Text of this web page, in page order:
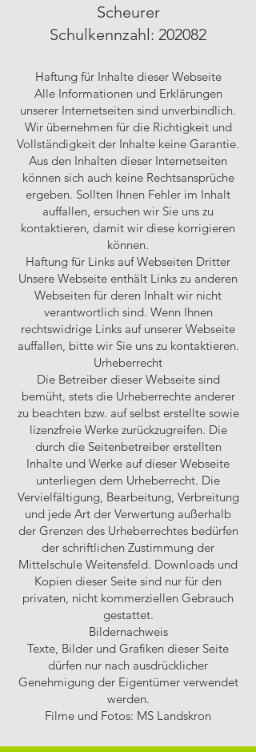
Scheurer
Schulkennzahl: 202082
Haftung für Inhalte dieser Webseite
Alle Informationen und Erklärungen
unserer Internetseiten sind unverbindlich.
Wir übernehmen für die Richtigkeit und
Vollständigkeit der Inhalte keine Garantie.
Aus den Inhalten dieser Internetseiten
können sich auch keine Rechtsansprüche
ergeben. Sollten Ihnen Fehler im Inhalt
auffallen, ersuchen wir Sie uns zu
kontaktieren, damit wir diese korrigieren
können.
Haftung für Links auf Webseiten Dritter
Unsere Webseite enthält Links zu anderen
Webseiten für deren Inhalt wir nicht
verantwortlich sind. Wenn Ihnen
rechtswidrige Links auf unserer Webseite
auffallen, bitte wir Sie uns zu kontaktieren.
Urheberrecht
Die Betreiber dieser Webseite sind
bemüht, stets die Urheberrechte anderer
zu beachten bzw. auf selbst erstellte sowie
lizenzfreie Werke zurückzugreifen. Die
durch die Seitenbetreiber erstellten
Inhalte und Werke auf dieser Webseite
unterliegen dem Urheberrecht. Die
Vervielfältigung, Bearbeitung, Verbreitung
und jede Art der Verwertung außerhalb
der Grenzen des Urheberrechtes bedürfen
der schriftlichen Zustimmung der
Mittelschule Weitensfeld. Downloads und
Kopien dieser Seite sind nur für den
privaten, nicht kommerziellen Gebrauch
gestattet.
Bildernachweis
Texte, Bilder und Grafiken dieser Seite
dürfen nur nach ausdrücklicher
Genehmigung der Eigentümer verwendet
werden.
Filme und Fotos: MS Landskron